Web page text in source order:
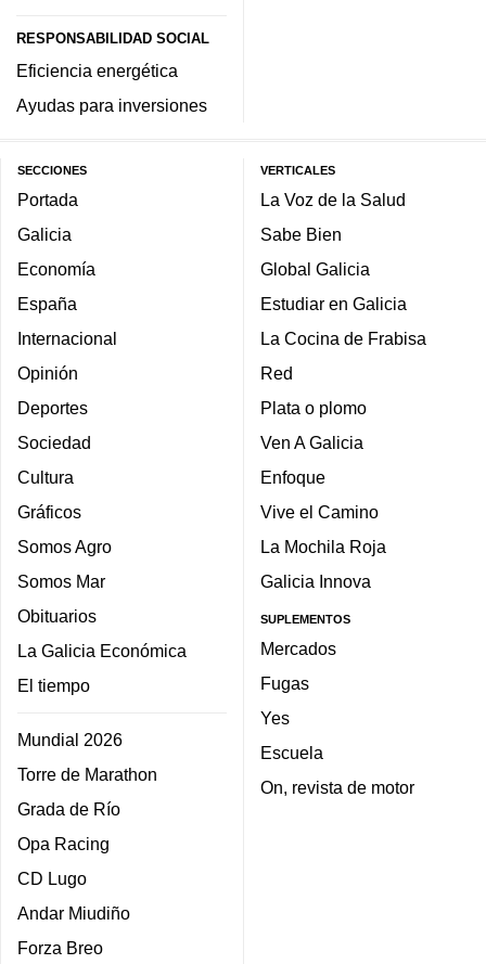
RESPONSABILIDAD SOCIAL
Eficiencia energética
Ayudas para inversiones
SECCIONES
Portada
Galicia
Economía
España
Internacional
Opinión
Deportes
Sociedad
Cultura
Gráficos
Somos Agro
Somos Mar
Obituarios
La Galicia Económica
El tiempo
Mundial 2026
Torre de Marathon
Grada de Río
Opa Racing
CD Lugo
Andar Miudiño
Forza Breo
VERTICALES
La Voz de la Salud
Sabe Bien
Global Galicia
Estudiar en Galicia
La Cocina de Frabisa
Red
Plata o plomo
Ven A Galicia
Enfoque
Vive el Camino
La Mochila Roja
Galicia Innova
SUPLEMENTOS
Mercados
Fugas
Yes
Escuela
On, revista de motor